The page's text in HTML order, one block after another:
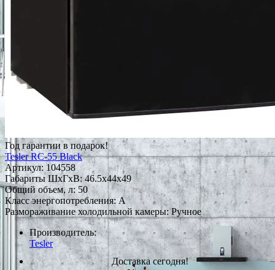
Год гарантии в подарок!
Tesler RC-55 Black
Артикул:104558
Габариты ШxГxВ: 46.5x44x49
Общий объем, л: 50
Класс энергопотребления: A
Размораживание холодильной камеры: Ручное
Производитель:
Tesler
Доставка сегодня!